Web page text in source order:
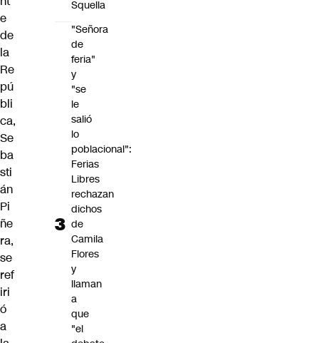
e
de
la
Re
pú
bli
ca,
Se
ba
sti
án
Pi
ñe
ra,
se
ref
iri
ó
a
Squella
"Señora
de
feria"
y
"se
le
salió
lo
poblacional":
Ferias
Libres
rechazan
dichos
de
Camila
Flores
y
llaman
a
que
"el